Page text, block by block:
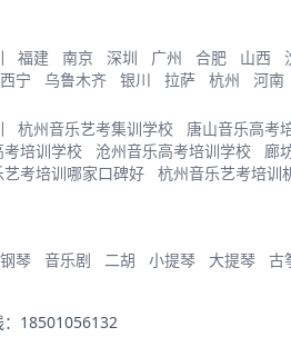
福建 南京 深圳 广州 合肥 山西
西宁 乌鲁木齐 银川 拉萨 杭州 河南
杭州音乐艺考集训学校 唐山音乐高考
培训学校
沧州音乐高考培训学校 廊
考培训哪家口碑好
杭州音乐艺考培训
钢琴 音乐剧 二胡 小提琴 大提琴 古
：18501056132